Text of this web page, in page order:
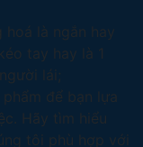
là ngắn hay
tay hay là 1
lái;
để bạn lựa
Hãy tìm hiểu
tôi phù hợp với